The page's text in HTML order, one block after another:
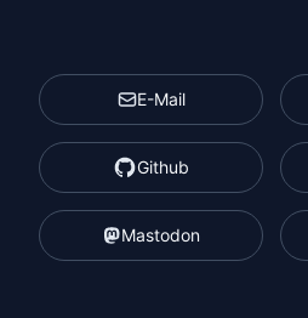
E-Mail
Github
Mastodon